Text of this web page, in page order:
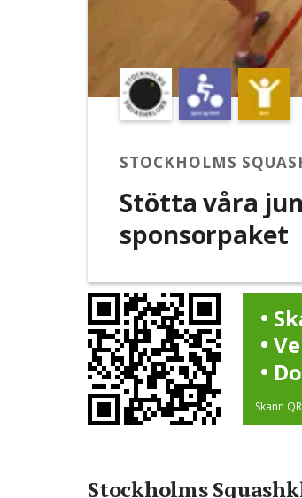
STOCKHOLMS
Stötta våra
sponsorpaket
Skann
Stockholms